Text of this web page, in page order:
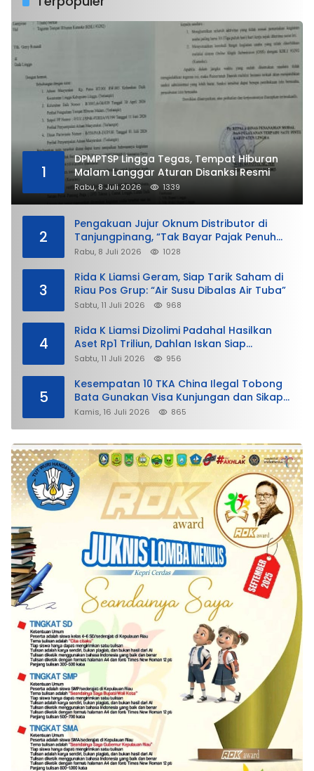
1
DPMPTSP Lingga Tegas, Tempat Hiburan
Malam Langgar Aturan Disanksi Resmi
Rabu, 8 Juli 2026 1339
2
Pengakuan Jujur Oknum Distributor di
Tanjungpinang, “Tak Bayar Pajak Penuh
demi Untung”
Rabu, 8 Juli 2026 1028
3
Rida K Liamsi Geram, Siap Tarik Saham di
Riau Pos Grup: “Air Susu Dibalas Air Tuba”
Sabtu, 11 Juli 2026 968
4
Rida K Liamsi Dizolimi Padahal Hasilkan
Aset Rp1 Triliun, Dahlan Iskan Siap
Membela
Sabtu, 11 Juli 2026 956
5
Kesempatan 10 TKA China Ilegal Tobong
Bata Gunakan Visa Kunjungan dan Sikap
Lunak Ditjen Imigrasi Kepri?
Kamis, 16 Juli 2026 865